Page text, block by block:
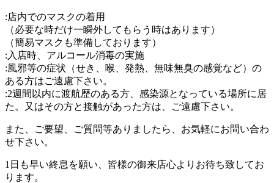
:店内でのマスクの着用
（必要な時だけ一瞬外してもらう時はあります）
（簡易マスクも準備しております）
:入店時、アルコール消毒の実施
:風邪等の症状（せき、喉、発熱、無味無臭の感覚など）の
ある方はご遠慮下さい。
:2週間以内に渡航歴のある方、感染源となっている場所に居
た。又はその方と接触があった方は、ご遠慮下さい。
また、ご要望、ご質問等ありましたら、お気軽にお問い合わ
せ下さい。
1日も早い終息を願い、皆様の御来店心よりお待ち致してお
ります。